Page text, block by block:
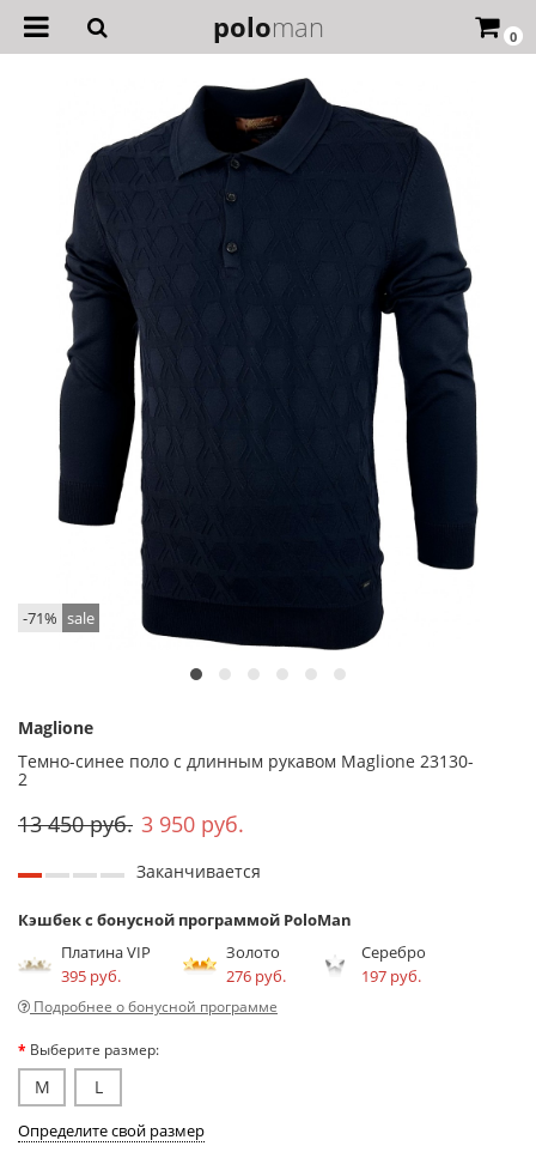
0
poloman
-71% sale
Maglione
Темно-синее поло с длинным рукавом Maglione 23130-
2
13 450 руб. 3 950 руб.
Заканчивается
Кэшбек с бонусной программой PoloMan
Платина VIP
395 руб.
Золото
276 руб.
Серебро
197 руб.
Подробнее о бонусной программе
Выберите размер:
M L
Определите свой размер